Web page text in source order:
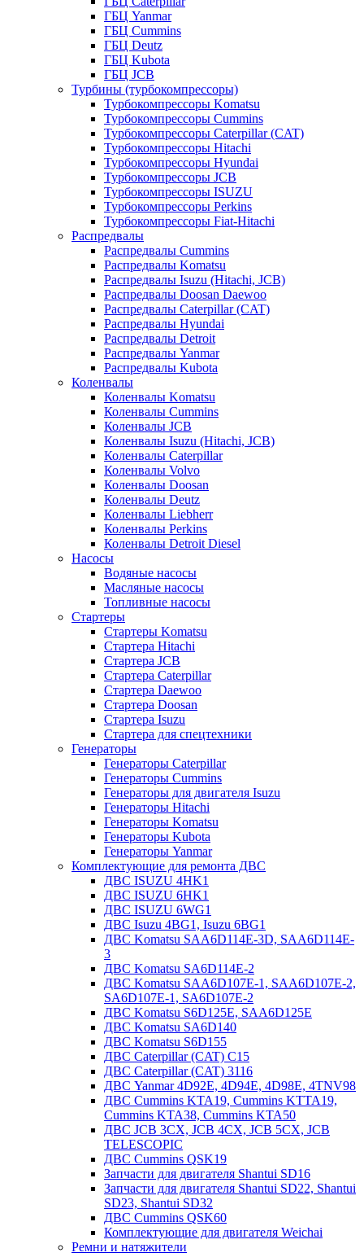
ГБЦ Yanmar
ГБЦ Cummins
ГБЦ Deutz
ГБЦ Kubota
ГБЦ JCB
Турбины (турбокомпрессоры)
Турбокомпрессоры Komatsu
Турбокомпрессоры Cummins
Турбокомпрессоры Caterpillar (CAT)
Турбокомпрессоры Hitachi
Турбокомпрессоры Hyundai
Турбокомпрессоры JCB
Турбокомпрессоры ISUZU
Турбокомпрессоры Perkins
Турбокомпрессоры Fiat-Hitachi
Распредвалы
Распредвалы Cummins
Распредвалы Komatsu
Распредвалы Isuzu (Hitachi, JCB)
Распредвалы Doosan Daewoo
Распредвалы Caterpillar (CAT)
Распредвалы Hyundai
Распредвалы Detroit
Распредвалы Yanmar
Распредвалы Kubota
Коленвалы
Коленвалы Komatsu
Коленвалы Cummins
Коленвалы JCB
Коленвалы Isuzu (Hitachi, JCB)
Коленвалы Caterpillar
Коленвалы Volvo
Коленвалы Doosan
Коленвалы Deutz
Коленвалы Liebherr
Коленвалы Perkins
Коленвалы Detroit Diesel
Насосы
Водяные насосы
Масляные насосы
Топливные насосы
Стартеры
Стартеры Komatsu
Стартера Hitachi
Стартера JCB
Стартера Caterpillar
Стартера Daewoo
Стартера Doosan
Стартера Isuzu
Стартера для спецтехники
Генераторы
Генераторы Caterpillar
Генераторы Cummins
Генераторы для двигателя Isuzu
Генераторы Hitachi
Генераторы Komatsu
Генераторы Kubota
Генераторы Yanmar
Комплектующие для ремонта ДВС
ДВС ISUZU 4HK1
ДВС ISUZU 6HK1
ДВС ISUZU 6WG1
ДВС Isuzu 4BG1, Isuzu 6BG1
ДВС Komatsu SAA6D114E-3D, SAA6D114E-
3
ДВС Komatsu SA6D114E-2
ДВС Komatsu SAA6D107E-1, SAA6D107E-2,
SA6D107E-1, SA6D107E-2
ДВС Komatsu S6D125E, SAA6D125E
ДВС Komatsu SA6D140
ДВС Komatsu S6D155
ДВС Caterpillar (CAT) C15
ДВС Caterpillar (CAT) 3116
ДВС Yanmar 4D92E, 4D94E, 4D98E, 4TNV98
ДВС Cummins KTA19, Cummins KTTA19,
Cummins KTA38, Cummins KTA50
ДВС JCB 3CX, JCB 4CX, JCB 5CX, JCB
TELESCOPIC
ДВС Cummins QSK19
Запчасти для двигателя Shantui SD16
Запчасти для двигателя Shantui SD22, Shantui
SD23, Shantui SD32
ДВС Cummins QSK60
Комплектующие для двигателя Weichai
Ремни и натяжители